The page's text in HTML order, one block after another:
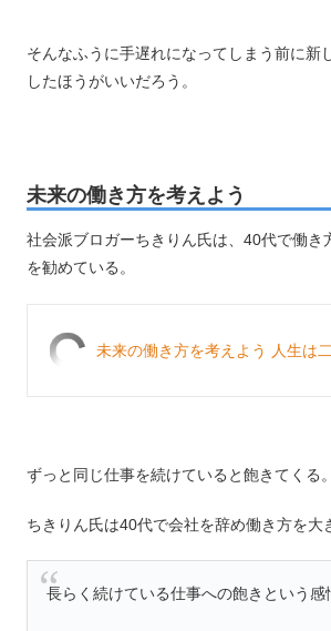
そんなふうに手遅れになってしまう前に新
したほうがいいだろう。
未来の働き方を考えよう
社会派ブロガーちきりん氏は、40代で働き
を勧めている。
未来の働き方を考えよう 人生は
ずっと同じ仕事を続けていると飽きてくる。
ちきりん氏は40代で会社を辞め働き方を大
長らく続けている仕事への飽きという感